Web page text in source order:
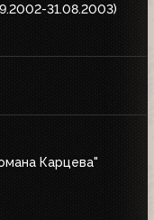
31.08.2003)
Карцева"